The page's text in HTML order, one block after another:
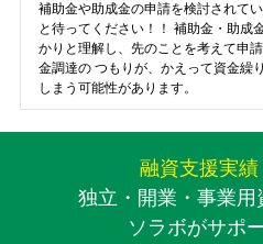
補助金や助成金の申請を検討されて
と待ってください！！ 補助金・助成
かりと理解し、先のことを考えて申
金調達の つもりが、かえって資金繰
しまう可能性があります。
融資支援実績
独立・開業・事業用
ソラボがサポ